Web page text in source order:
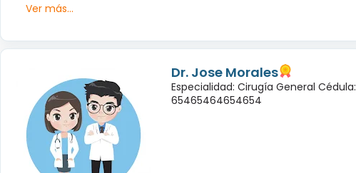
Ver más...
Dr. Jose Morales
Especialidad: Cirugía General Cédula:
65465464654654